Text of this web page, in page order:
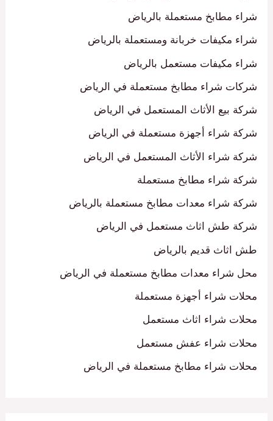
شراء مطابخ مستعملة بالرياض
شراء مكيفات خربانة ومستعملة بالرياض
شراء مكيفات مستعمل بالرياض
شركات شراء مطابخ مستعملة في الرياض
شركة بيع الأثاث المستعمل في الرياض
شركة شراء أجهزة مستعملة في الرياض
شركة شراء الأثاث المستعمل في الرياض
شركة شراء مطابخ مستعملة
شركة شراء معدات مطابخ مستعملة بالرياض
شركة طش اثاث مستعمل في الرياض
طش اثاث قديم بالرياض
محل شراء معدات مطابخ مستعملة في الرياض
محلات شراء أجهزة مستعملة
محلات شراء اثاث مستعمل
محلات شراء عفش مستعمل
محلات شراء مطابخ مستعملة في الرياض